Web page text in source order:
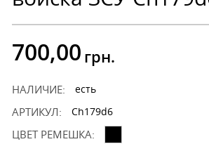
700,00 грн.
НАЛИЧИЕ: есть
АРТИКУЛ: Ch179d6
ЦВЕТ РЕМЕШКА: